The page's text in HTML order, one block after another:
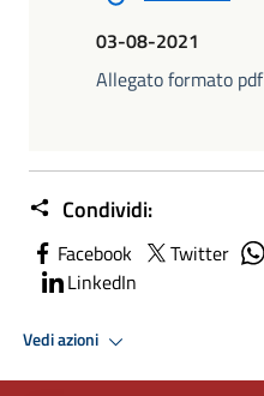
03-08-2021
Allegato formato pdf
Condividi:
Facebook Twitter
LinkedIn
Vedi azioni